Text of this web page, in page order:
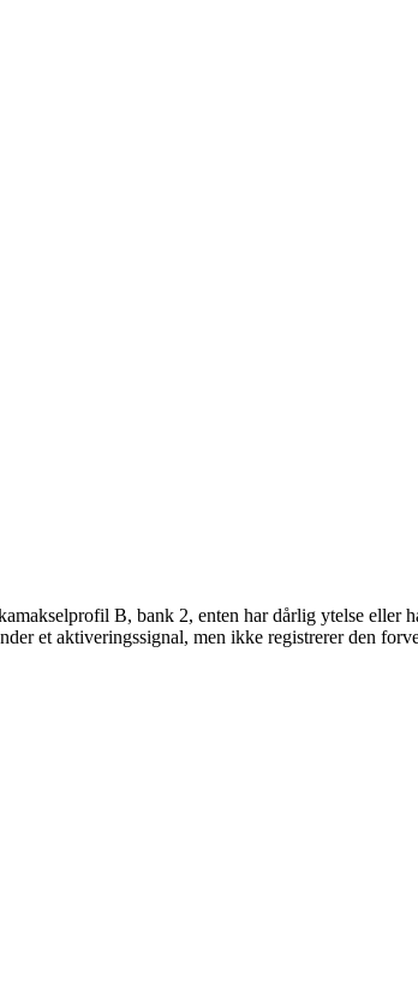
B, bank 2, enten har dårlig ytelse eller
et aktiveringssignal, men ikke registrerer den